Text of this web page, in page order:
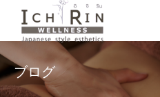
ブログ